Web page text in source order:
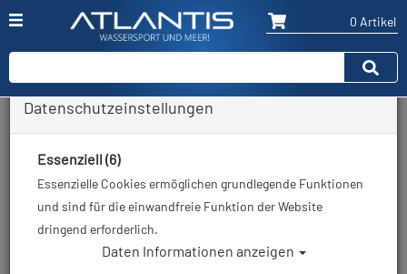
0 Artikel
Zurück
Datenschutzeinstellungen
Essenziell (6)
Essenzielle Cookies ermöglichen grundlegende Funktionen
und sind für die einwandfreie Funktion der Website
dringend erforderlich.
Daten Informationen anzeigen